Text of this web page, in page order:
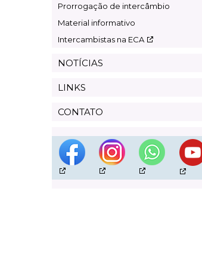
Prorrogação de intercâmbio
Material informativo
Intercambistas na ECA
NOTÍCIAS
LINKS
CONTATO